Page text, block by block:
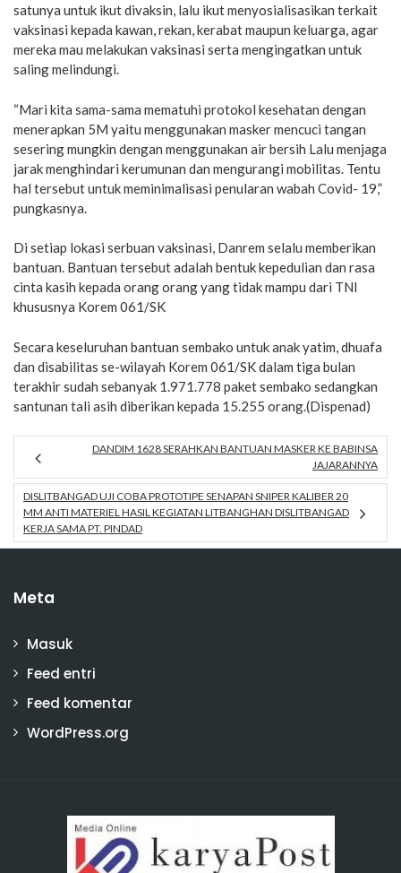
satunya untuk ikut divaksin, lalu ikut menyosialisasikan terkait
vaksinasi kepada kawan, rekan, kerabat maupun keluarga, agar
mereka mau melakukan vaksinasi serta mengingatkan untuk
saling melindungi.
“Mari kita sama-sama mematuhi protokol kesehatan dengan
menerapkan 5M yaitu menggunakan masker mencuci tangan
sesering mungkin dengan menggunakan air bersih Lalu menjaga
jarak menghindari kerumunan dan mengurangi mobilitas. Tentu
hal tersebut untuk meminimalisasi penularan wabah Covid- 19,”
pungkasnya.
Di setiap lokasi serbuan vaksinasi, Danrem selalu memberikan
bantuan. Bantuan tersebut adalah bentuk kepedulian dan rasa
cinta kasih kepada orang orang yang tidak mampu dari TNI
khususnya Korem 061/SK
Secara keseluruhan bantuan sembako untuk anak yatim, dhuafa
dan disabilitas se-wilayah Korem 061/SK dalam tiga bulan
terakhir sudah sebanyak 1.971.778 paket sembako sedangkan
santunan tali asih diberikan kepada 15.255 orang.(Dispenad)
DANDIM 1628 SERAHKAN BANTUAN MASKER KE BABINSA
JAJARANNYA
DISLITBANGAD UJI COBA PROTOTIPE SENAPAN SNIPER KALIBER 20
MM ANTI MATERIEL HASIL KEGIATAN LITBANGHAN DISLITBANGAD
KERJA SAMA PT. PINDAD
Meta
Masuk
Feed entri
Feed komentar
WordPress.org